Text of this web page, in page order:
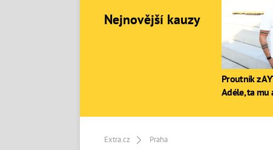
Extra.cz Praha
Nejnovější kauzy
Proutník z
Adéle, ta mu